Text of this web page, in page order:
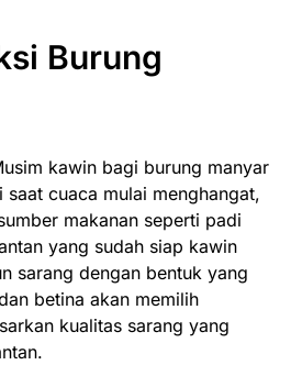
Burung
kawin bagi burung manyar
saat cuaca mulai menghangat,
makanan seperti padi
yang sudah siap kawin
sarang dengan bentuk yang
betina akan memilih
kualitas sarang yang